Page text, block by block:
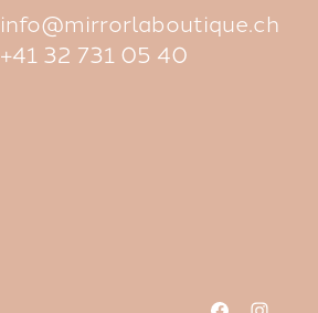
info@mirrorlaboutique.ch
+41 32 731 05 40